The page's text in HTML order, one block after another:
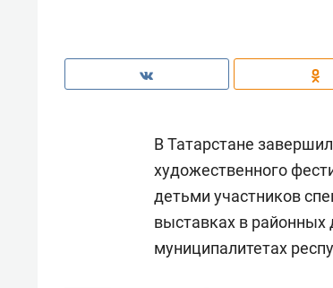
В Татарстане
художественного
детьми участников
выставках в
муниципалитетах